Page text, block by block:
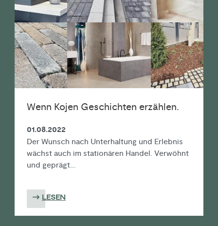
Wenn Kojen Geschichten erzählen.
01.08.2022
Der Wunsch nach Unterhaltung und Erlebnis
wächst auch im stationären Handel. Verwöhnt
und geprägt…
LESEN